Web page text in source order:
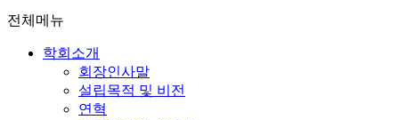
전체메뉴
학회소개
회장인사말
설립목적 및 비전
연혁